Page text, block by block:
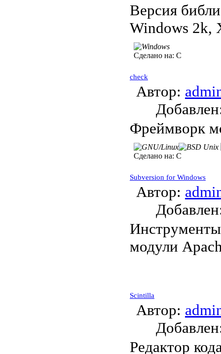
Версия
Windows 2k,
Сделано на: C
check
Автор:
Фреймворк
Сделано на: C
Subversion for Windows
Автор:
модули
Scintilla
Автор:
Редактор